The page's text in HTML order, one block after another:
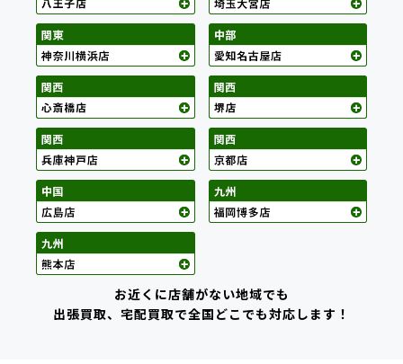
お近くに店舗がない地域でも
出張買取、宅配買取で全国どこでも対応します！